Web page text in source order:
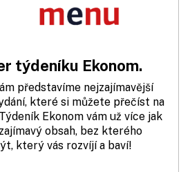
týdeníku Ekonom.
představíme nejzajímavější
které si můžete přečíst na
Ekonom vám už více jak
obsah, bez kterého
který vás rozvíjí a baví!